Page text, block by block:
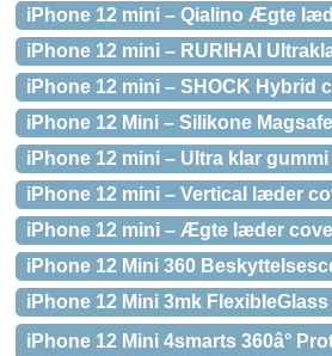
iPhone 12 mini – Qialino Ægte
iPhone 12 mini – RURIHAI
iPhone 12 mini – SHOCK Hybrid
iPhone 12 Mini – Silikone
iPhone 12 mini – Ultra klar
iPhone 12 mini – Vertical læder
iPhone 12 mini – Ægte læder
iPhone 12 Mini 360
iPhone 12 Mini 3mk
iPhone 12 Mini 4smarts 360â°